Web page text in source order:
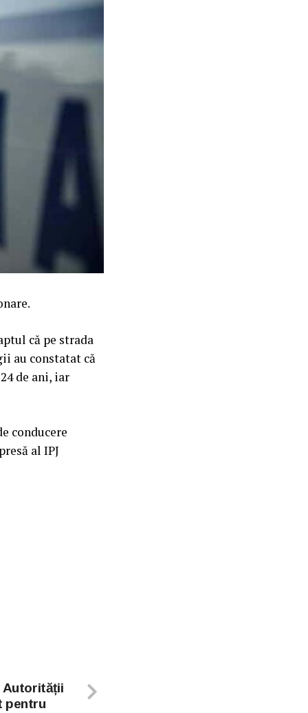
că pe strada
au constatat că
de ani, iar
conducere
al IPJ
Autorității
pentru